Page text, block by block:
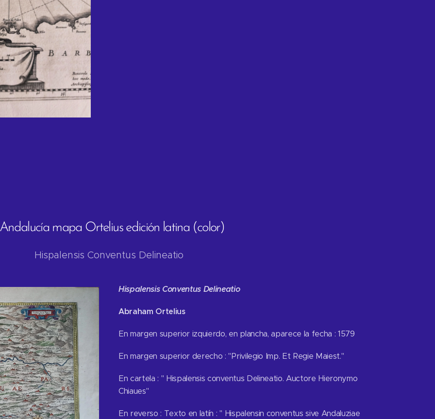
mapa Ortelius edición latina (color)
Hispalensis Conventus Delineatio
Hispalensis Conventus Delineatio
Abraham Ortelius
En margen superior izquierdo, en plancha, aparece la fecha : 1579
En margen superior derecho : "Privilegio Imp. Et Regie Maiest."
En cartela : " Hispalensis conventus Delineatio. Auctore Hieronymo
Chiaues"
En reverso : Texto en latín : " Hispalensin conventus sive Andaluziae